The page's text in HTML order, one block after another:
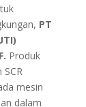
PT
Produk
mesin
dalam